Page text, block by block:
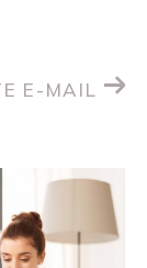
E-MAIL